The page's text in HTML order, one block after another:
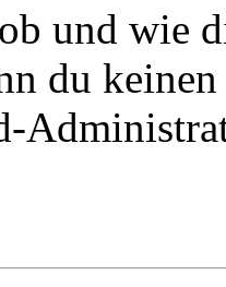
und wie
du